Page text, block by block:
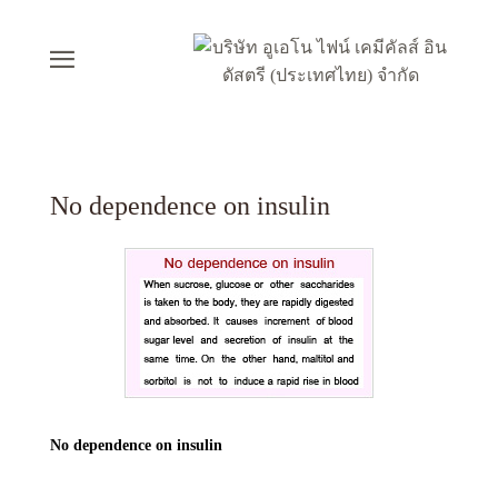
No dependence on insulin
No dependence on insulin